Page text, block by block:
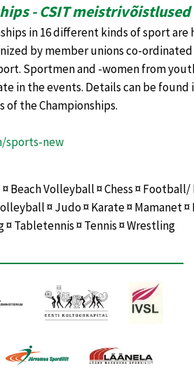
- CSIT meistrivõistlused
in 16 different kinds of sport are
by member unions co-
Sportmen and -women from
in the events. Details can be found
the Championships.
sports-new
Beach Volleyball ¤ Chess ¤
¤ Judo ¤ Karate ¤ Mamanet ¤
Tabletennis ¤ Tennis ¤ Wrestling